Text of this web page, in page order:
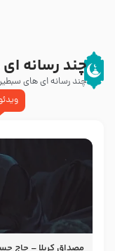
چند رسانه
چند رسانه ای های
مصداق کربلا – حاج